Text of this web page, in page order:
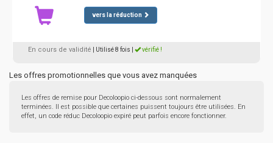
vers la réduction
En cours de validité | Utilisé 8 fois vérifié !
Les offres promotionnelles que vous avez manquées
Les offres de remise pour Decoloopio ci-dessous sont normalement
terminées. Il est possible que certaines puissent toujours être utilisées. En
effet, un code réduc Decoloopio expiré peut parfois encore fonctionner.